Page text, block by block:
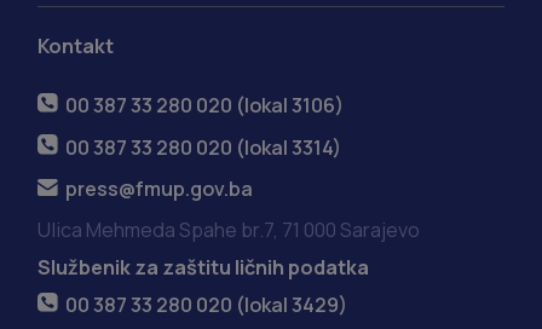
Kontakt
00 387 33 280 020 (lokal 3106)
00 387 33 280 020 (lokal 3314)
press@fmup.gov.ba
Ulica Mehmeda Spahe br.7, 71 000 Sarajevo
Službenik za zaštitu ličnih podatka
00 387 33 280 020 (lokal 3429)